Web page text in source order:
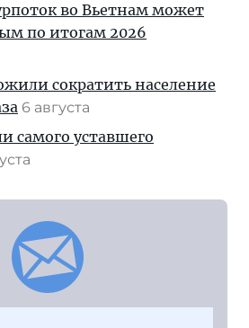
во Вьетнам может
по итогам 2026
сократить население
6 августа
самого уставшего